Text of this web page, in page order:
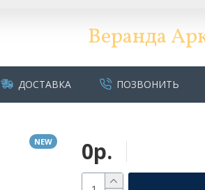
Веранда
ДОСТАВКА ПОЗВОНИТЬ
NEW 0р.